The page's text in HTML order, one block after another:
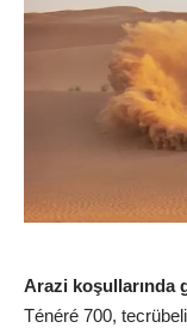
Arazi
Ténéré 700,